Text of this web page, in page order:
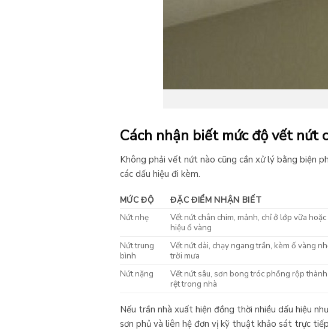
Cách nhận biết mức độ vết nứt
Không phải vết nứt nào cũng cần xử lý bằng biện
các dấu hiệu đi kèm.
MỨC ĐỘ ĐẶC ĐIỂM NHẬN BIẾT
Nứt nhẹ
Vết nứt chân chim, mảnh, chỉ ở lớp vữa
hiệu ố vàng
Nứt trung
bình
Vết nứt dài, chạy ngang trần, kèm ố vàng
trời mưa
Nứt nặng
Vết nứt sâu, sơn bong tróc phồng rộp
rệt trong nhà
Nếu trần nhà xuất hiện đồng thời nhiều dấu hiệu
sơn phủ và liên hệ đơn vị kỹ thuật khảo sát trực